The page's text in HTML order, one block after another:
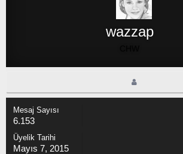
wazzap
Mesaj Sayısı
6.153
Üyelik Tarihi
Mayıs 7, 2015